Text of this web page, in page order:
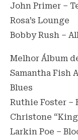
John Primer –
Rosa’s Lounge
Bobby Rush –
Melhor Álbum
Samantha Fish
Blues
Ruthie Foster –
Christone
Larkin Poe –